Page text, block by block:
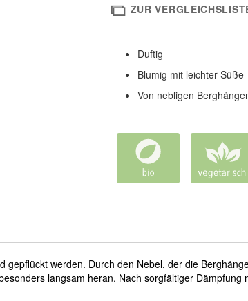
ZUR
Duftig
Blumig mit leichter Süße
Von nebligen
werden. Durch den Nebel, der die
langsam heran. Nach sorgfältiger Dämpfung